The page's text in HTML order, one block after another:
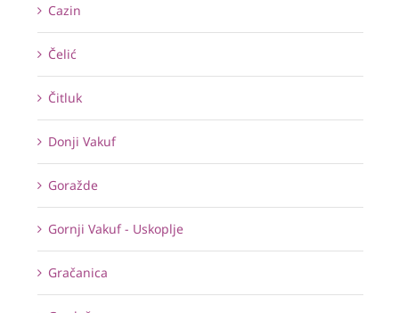
Cazin
Čelić
Čitluk
Donji Vakuf
Goražde
Gornji Vakuf - Uskoplje
Gračanica